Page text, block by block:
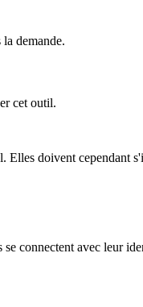
demande.
cet outil.
Elles doivent cependant
connectent avec leur